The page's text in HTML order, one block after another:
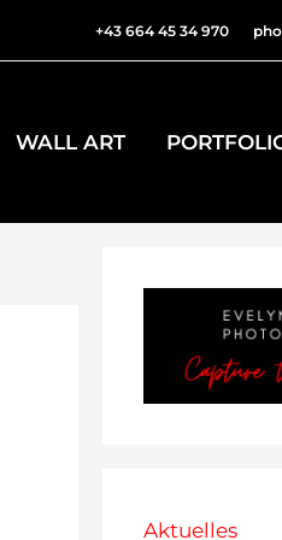
+43 664 45 34 970
WALL ART
Aktuelles